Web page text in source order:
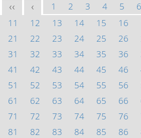
<< < 1 2 3 4 5 6
11
12 13 14 15 16
21
22 23 24 25 26
31
32 33 34 35 36
41
42 43 44 45 46
51
52 53 54 55 56
61
62 63 64 65 66
71
72 73 74 75 76
81
82 83 84 85 86